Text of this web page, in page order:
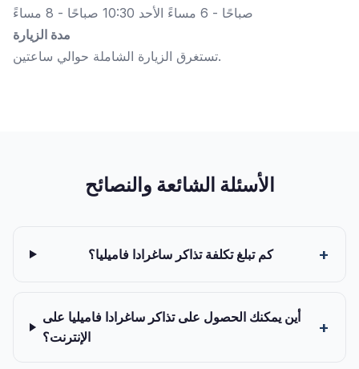
صباحًا - 6 مساءً الأحد 10:30 صباحًا - 8 مساءً
مدة الزيارة
تستغرق الزيارة الشاملة حوالي ساعتين.
الأسئلة الشائعة والنصائح
كم تبلغ تكلفة تذاكر ساغرادا فاميليا؟
أين يمكنك الحصول على تذاكر ساغرادا فاميليا على
الإنترنت؟